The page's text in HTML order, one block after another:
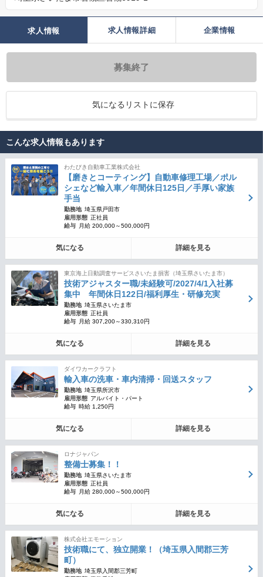
求人情報 求人情報詳細 企業情報
募集終了
気になるリストに保存
こんな求人情報もあります
わたびき自動車工業株式会社
【磨きとコーティング】自動車修理工場／ポル
シェなど輸入車／年間休日125日／手厚い家族
手当
勤務地 埼玉県戸田市
雇用形態 正社員
給与
月給 200,000～500,000円
気になる 詳細を見る
東京海上日動調査サービスさいたま損害（埼玉県さいたま市）
技術アジャスター職/未経験可/2027/4/1入社募
集中 年間休日122日/福利厚生・研修充実
勤務地 埼玉県さいたま市
雇用形態 正社員
給与
月給 307,200～330,310円
気になる 詳細を見る
ダイワカークラフト
輸入車の洗車・車内清掃・回送スタッフ
勤務地 埼玉県所沢市
雇用形態 アルバイト・パート
給与 時給 1,250円
気になる 詳細を見る
ロナジャパン
整備士募集！！
勤務地 埼玉県さいたま市
雇用形態 正社員
給与
月給 280,000～500,000円
気になる 詳細を見る
株式会社エモーション
技術職にて、独立開業！（埼玉県入間郡三芳
町）
勤務地 埼玉県入間郡三芳町